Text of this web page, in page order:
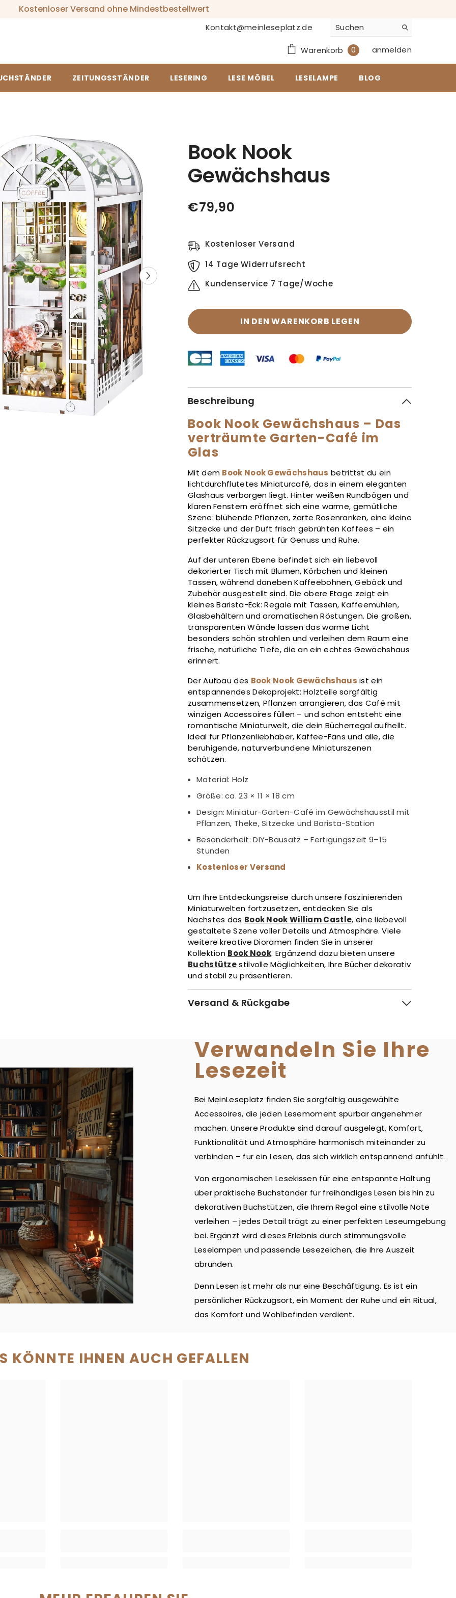
Kostenloser Versand ohne Mindestbestellwert
Kontakt@meinleseplatz.de
Warenkorb 00
anmelden
ZEITUNGSSTÄNDER LESERING LESE MÖBEL LESELAMPE BLOG
Book Nook
Gewächshaus
€79,90
Kostenloser Versand
14 Tage Widerrufsrecht
Kundenservice 7 Tage/Woche
IN DEN WARENKORB LEGEN
Beschreibung
Book Nook Gewächshaus – Das
verträumte Garten-Café im
Glas
Mit dem Book Nook Gewächshaus betrittst du ein
lichtdurchflutetes Miniaturcafé, das in einem eleganten
Glashaus verborgen liegt. Hinter weißen Rundbögen und
klaren Fenstern eröffnet sich eine warme, gemütliche
Szene: blühende Pflanzen, zarte Rosenranken, eine kleine
Sitzecke und der Duft frisch gebrühten Kaffees – ein
perfekter Rückzugsort für Genuss und Ruhe.
Auf der unteren Ebene befindet sich ein liebevoll
dekorierter Tisch mit Blumen, Körbchen und kleinen
Tassen, während daneben Kaffeebohnen, Gebäck und
Zubehör ausgestellt sind. Die obere Etage zeigt ein
kleines Barista-Eck: Regale mit Tassen, Kaffeemühlen,
Glasbehältern und aromatischen Röstungen. Die großen,
transparenten Wände lassen das warme Licht
besonders schön strahlen und verleihen dem Raum eine
frische, natürliche Tiefe, die an ein echtes Gewächshaus
erinnert.
Der Aufbau des Book Nook Gewächshaus ist ein
entspannendes Dekoprojekt: Holzteile sorgfältig
zusammensetzen, Pflanzen arrangieren, das Café mit
winzigen Accessoires füllen – und schon entsteht eine
romantische Miniaturwelt, die dein Bücherregal aufhellt.
Ideal für Pflanzenliebhaber, Kaffee-Fans und alle, die
beruhigende, naturverbundene Miniaturszenen
schätzen.
Material: Holz
Größe: ca. 23 × 11 × 18 cm
Design: Miniatur-Garten-Café im Gewächshausstil mit
Pflanzen, Theke, Sitzecke und Barista-Station
Besonderheit: DIY-Bausatz – Fertigungszeit 9–15
Stunden
Kostenloser Versand
Um Ihre Entdeckungsreise durch unsere faszinierenden
Miniaturwelten fortzusetzen, entdecken Sie als
Nächstes das Book Nook William Castle, eine liebevoll
gestaltete Szene voller Details und Atmosphäre. Viele
weitere kreative Dioramen finden Sie in unserer
Kollektion Book Nook. Ergänzend dazu bieten unsere
Buchstützestilvolle Möglichkeiten, Ihre Bücher dekorativ
und stabil zu präsentieren.
Versand & Rückgabe
Verwandeln Sie Ihre
Lesezeit
Bei MeinLeseplatz finden Sie sorgfältig ausgewählte
Accessoires, die jeden Lesemoment spürbar angenehmer
machen. Unsere Produkte sind darauf ausgelegt, Komfort,
Funktionalität und Atmosphäre harmonisch miteinander zu
verbinden – für ein Lesen, das sich wirklich entspannend anfühlt.
Von ergonomischen Lesekissen für eine entspannte Haltung
über praktische Buchständer für freihändiges Lesen bis hin zu
dekorativen Buchstützen, die Ihrem Regal eine stilvolle Note
verleihen – jedes Detail trägt zu einer perfekten Leseumgebung
bei. Ergänzt wird dieses Erlebnis durch stimmungsvolle
Leselampen und passende Lesezeichen, die Ihre Auszeit
abrunden.
Denn Lesen ist mehr als nur eine Beschäftigung. Es ist ein
persönlicher Rückzugsort, ein Moment der Ruhe und ein Ritual,
das Komfort und Wohlbefinden verdient.
KÖNNTE IHNEN AUCH GEFALLEN